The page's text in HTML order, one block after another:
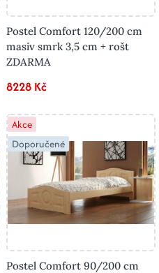
Postel Comfort 120/200 cm
masiv smrk 3,5 cm + rošt
ZDARMA
8228 Kč
Akce
Doporučené
Postel Comfort 90/200 cm